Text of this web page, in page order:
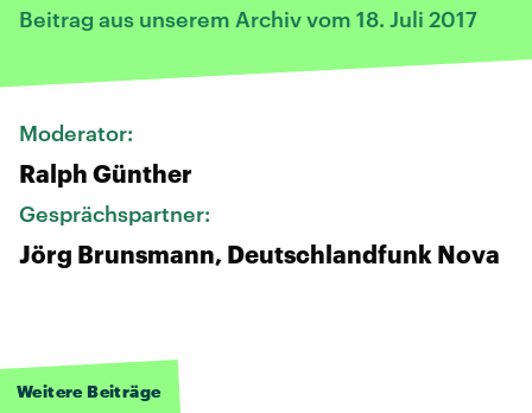
Beitrag aus unserem Archiv vom 18. Juli 2017
Moderator:
Ralph Günther
Gesprächspartner:
Jörg Brunsmann, Deutschlandfunk Nova
Weitere Beiträge